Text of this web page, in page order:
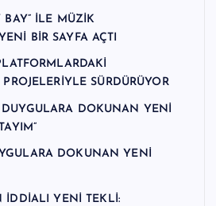
BAY” İLE MÜZİK
BİR SAYFA AÇTI
SÜRDÜRÜYOR
DUYGULARA DOKUNAN YENİ
DOKUNAN YENİ
İDDİALI YENİ TEKLİ: